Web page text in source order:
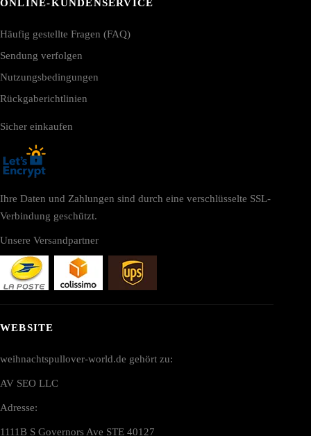
ONLINE-KUNDENSERVICE
Häufig gestellte Fragen (FAQ)
Sendung verfolgen
Nutzungsbedingungen
Rückgaberichtlinien
Sicher einkaufen
Ihre Daten und Zahlungen sind durch eine verschlüsselte SSL-
Verbindung geschützt.
Unsere Versandpartner
WEBSITE
weihnachtspullover-world.de gehört zu:
AV SEO LLC
Adresse:
1111B S Governors Ave STE 40127